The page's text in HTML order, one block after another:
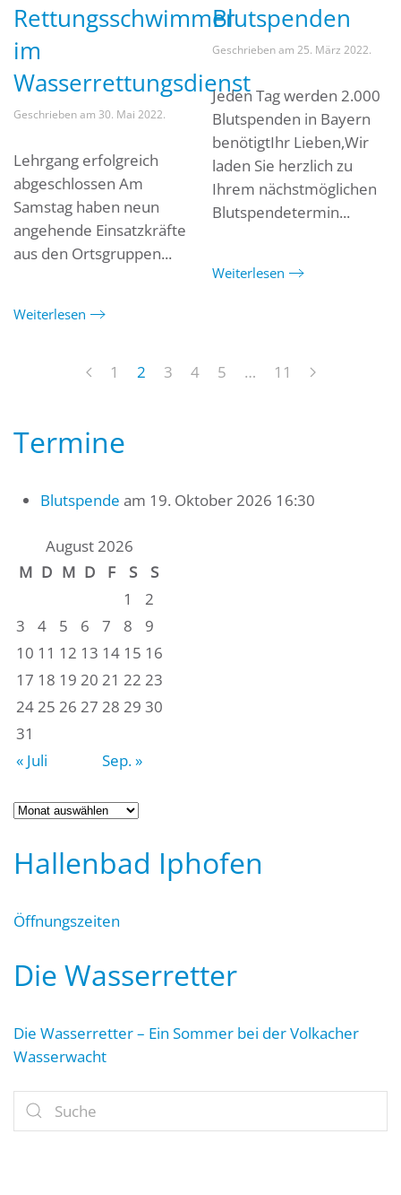
Rettungsschwimmer
im
Wasserrettungsdienst
Geschrieben am 30. Mai 2022.
Lehrgang erfolgreich
abgeschlossen Am
Samstag haben neun
angehende Einsatzkräfte
aus den Ortsgruppen...
Weiterlesen
Blutspenden
Geschrieben am 25. März 2022.
Jeden Tag werden 2.000
Blutspenden in Bayern
benötigtIhr Lieben,Wir
laden Sie herzlich zu
Ihrem nächstmöglichen
Blutspendetermin...
Weiterlesen
1 2 3 4 5 … 11
Termine
Blutspende am 19. Oktober 2026 16:30
August 2026
M D M D F S
S
1
2
3
4 5 6 7 8
9
10 11 12 13 14 15 16
17 18 19 20 21 22 23
2425 26 27 28 29 30
31
« Juli
Sep. »
Archiv
Hallenbad Iphofen
Öffnungszeiten
Die Wasserretter
Die Wasserretter – Ein Sommer bei der Volkacher
Wasserwacht